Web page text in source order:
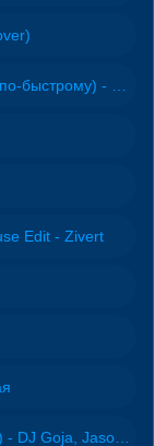
Edit - Zivert